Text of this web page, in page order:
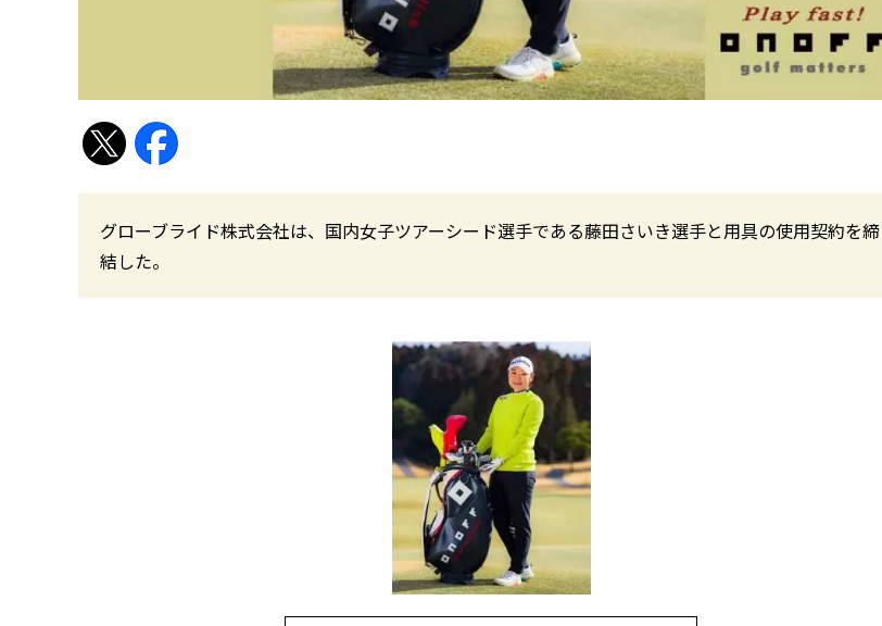
グローブライド株式会社は、国内女子ツアーシード選手である藤田さいき選手と用具の使用契約を締
結した。